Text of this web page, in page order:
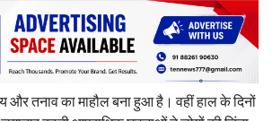
और तनाव का माहौल बना हुआ है। वहीं हाल के दिनों